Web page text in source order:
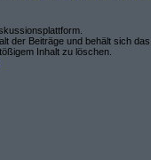
der Beiträge und behält sich das
Inhalt zu löschen.